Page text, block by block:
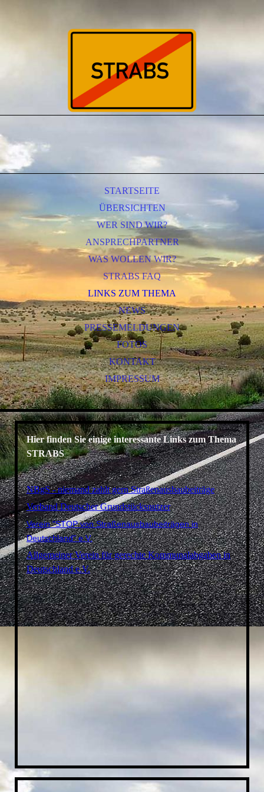
STARTSEITE
ÜBERSICHTEN
WER SIND WIR?
ANSPRECHPARTNER
WAS WOLLEN WIR?
STRABS FAQ
LINKS ZUM THEMA
NEWS
PRESSEMELDUNGEN
FOTOS
KONTAKT
IMPRESSUM
Hier finden Sie einige interessante Links zum Thema
STRABS
NBgS - niemand zahlt gern Straßenausbaubeiträge
Verband Deutscher Grundstücksnutzer
Verein "STOP von Straßenausbaubeiträgen in
Deutschland" e.V.
Allgemeiner Verein für gerechte Kommunalabgaben in
Deutschland e.V.